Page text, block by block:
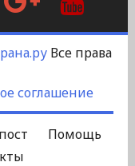
Plus
Все права
соглашение
Помощь